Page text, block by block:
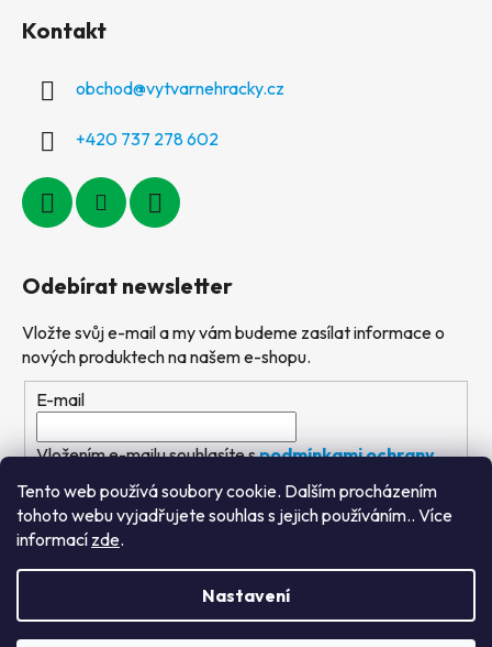
Tento web používá soubory cookie. Dalším procházením
tohoto webu vyjadřujete souhlas s jejich používáním.. Více
informací zde.
Nastavení
Kontakt
obchod@vytvarnehracky.cz
+420 737 278 602
Odebírat newsletter
Vložte svůj e-mail a my vám budeme zasílat informace o
nových produktech na našem e-shopu.
E-mail
Vložením e-mailu souhlasíte spodmínkami ochrany
osobních údajů
PŘIHLÁSIT SE